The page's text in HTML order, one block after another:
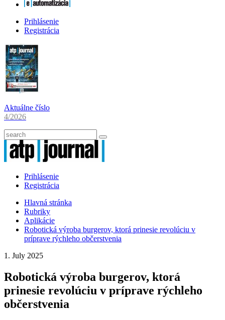
Prihlásenie
Registrácia
Aktuálne číslo
4/2026
Prihlásenie
Registrácia
Hlavná stránka
Rubriky
Aplikácie
Robotická výroba burgerov, ktorá prinesie revolúciu v
príprave rýchleho občerstvenia
1. July 2025
Robotická výroba burgerov, ktorá
prinesie revolúciu v príprave rýchleho
občerstvenia